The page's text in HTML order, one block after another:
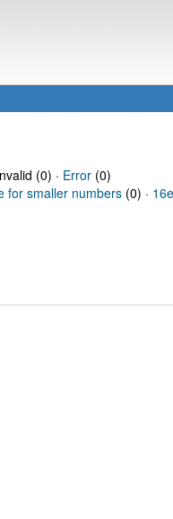
(0) · Error(0)
for smaller numbers (0) ·